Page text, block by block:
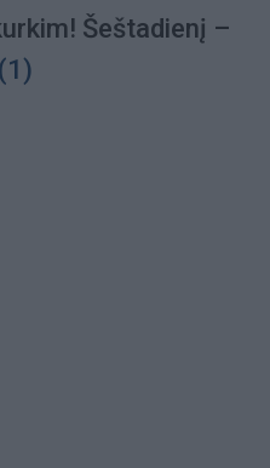
Šeštadienį –
(1)